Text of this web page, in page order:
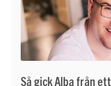
Så gick Alba från